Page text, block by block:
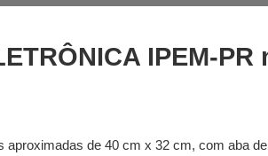
IPEM-PR
de 40 cm x 32 cm, com aba